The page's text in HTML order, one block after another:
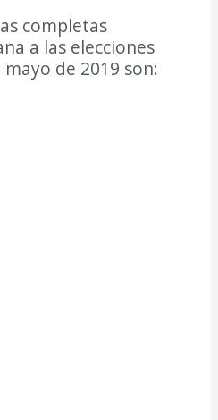
completas
a las elecciones
de 2019 son: